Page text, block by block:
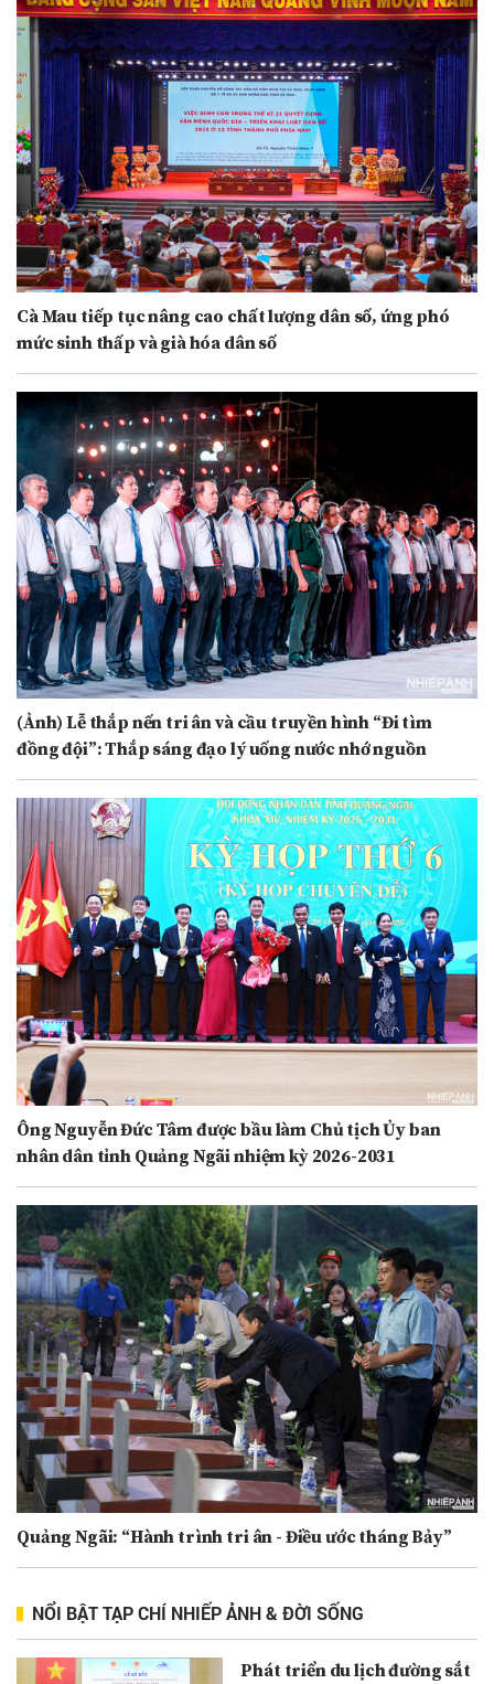
Cà Mau tiếp tục nâng cao chất lượng dân số, ứng phó
mức sinh thấp và già hóa dân số
(Ảnh) Lễ thắp nến tri ân và cầu truyền hình “Đi tìm
đồng đội”: Thắp sáng đạo lý uống nước nhớ nguồn
Ông Nguyễn Đức Tâm được bầu làm Chủ tịch Ủy ban
nhân dân tỉnh Quảng Ngãi nhiệm kỳ 2026-2031
Quảng Ngãi: “Hành trình tri ân - Điều ước tháng Bảy”
NỔI BẬT TẠP CHÍ NHIẾP ẢNH & ĐỜI SỐNG
Phát triển du lịch đường sắt